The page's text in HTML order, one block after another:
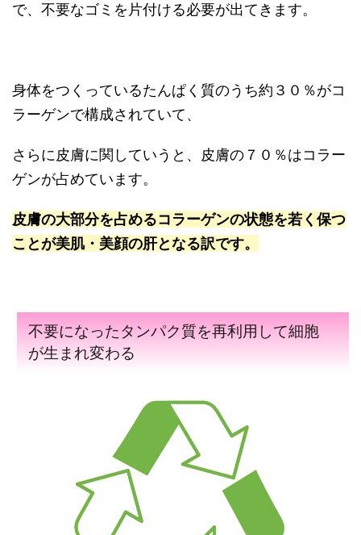
で、不要なゴミを片付ける必要が出てきます。
身体をつくっているたんぱく質のうち約３０％がコ
ラーゲンで構成されていて、
さらに皮膚に関していうと、皮膚の７０％はコラー
ゲンが占めています。
皮膚の大部分を占めるコラーゲンの状態を若く保つ
ことが美肌・美顔の肝となる訳です。
不要になったタンパク質を再利用して細胞
が生まれ変わる